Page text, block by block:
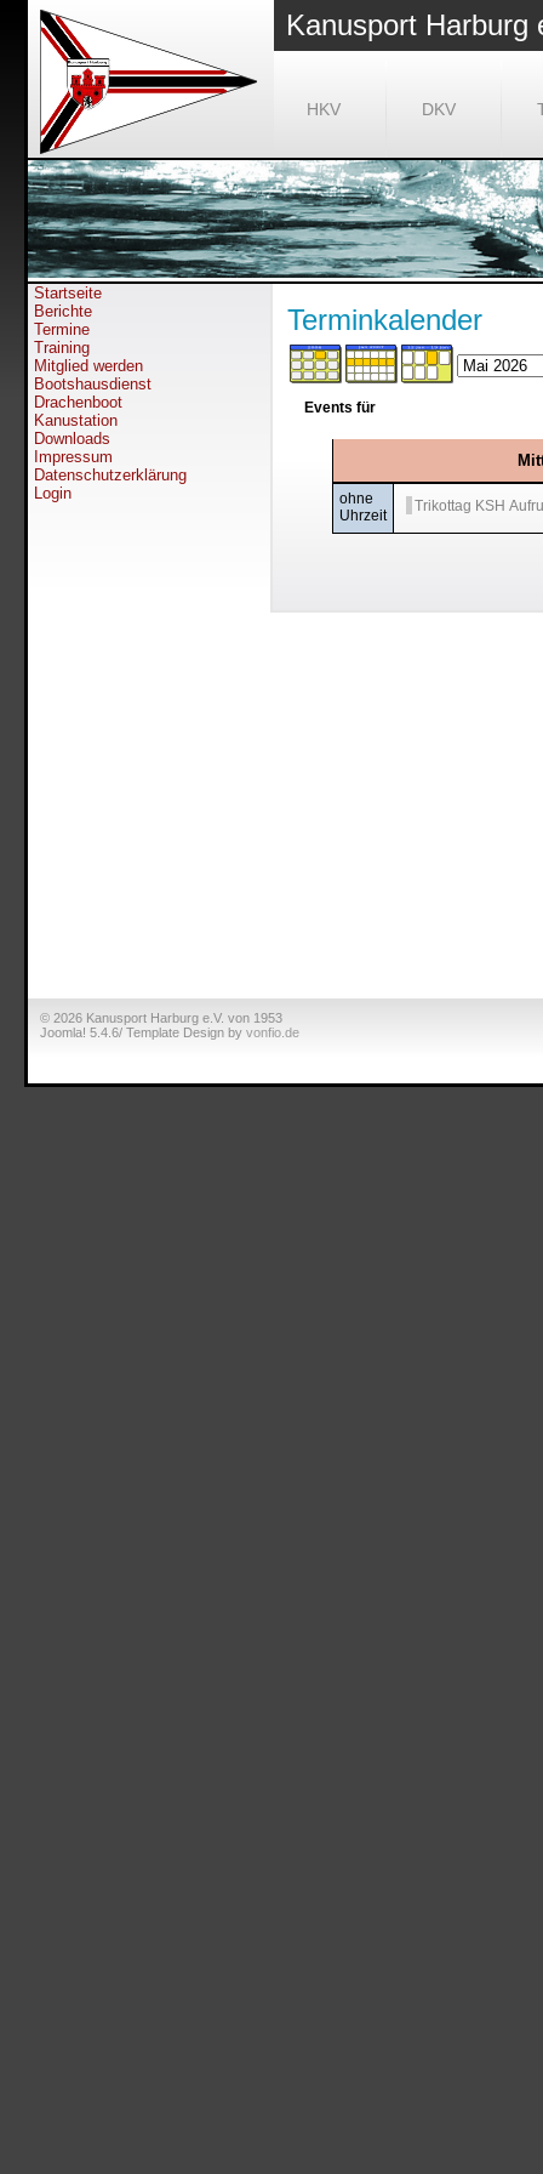
Kanusport Harburg
HKV DKV
Startseite
Berichte
Termine
Training
Mitglied werden
Bootshausdienst
Drachenboot
Kanustation
Downloads
Impressum
Datenschutzerklärung
Login
Terminkalender
Events für
ohne
Uhrzeit
Trikottag
© 2026 Kanusport Harburg e.V. von 1953
Joomla! 5.4.6/ Template Design by vonfio.de